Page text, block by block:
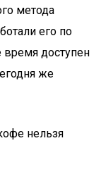
метода
его по
время доступен
же
нельзя